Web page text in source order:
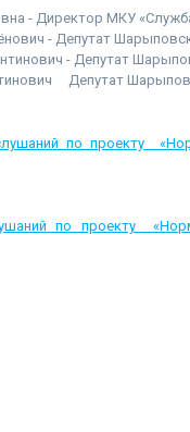
- Директор МКУ
- Депутат
- Депутат
Депутат
по проекту
по проекту